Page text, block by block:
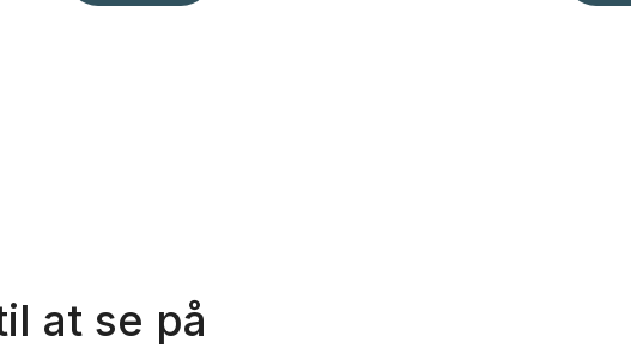
at se på